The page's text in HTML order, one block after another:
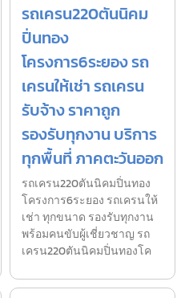
รถเครน220ตันนิคม
ปิ่นทอง
โครงการ6ระยอง รถ
เครนให้เช่า รถเครน
รับจ้าง ราคาถูก
รองรับทุกงาน บริการ
ทุกพื้นที่ ภาคตะวันออก
รถเครน220ตันนิคมปิ่นทอง
โครงการ6ระยอง รถเครนให้
เช่า ทุกขนาด รองรับทุกงาน
พร้อมคนขับผู้เชี่ยวชาญ รถ
เครน220ตันนิคมปิ่นทองโค